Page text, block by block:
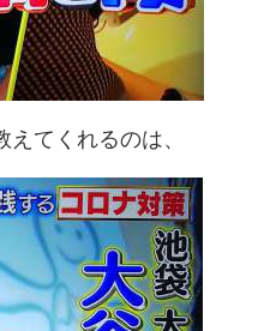
てくれるのは、